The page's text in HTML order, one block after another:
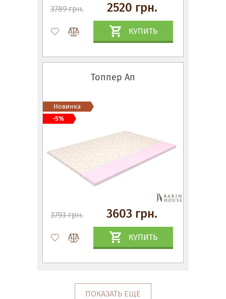
3789 грн. 2520 грн.
КУПИТЬ
Топпер Ап
3793 грн. 3603 грн.
КУПИТЬ
Новинка
-5%
ПОКАЗАТЬ ЕЩЕ